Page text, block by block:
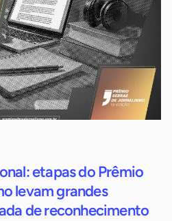
etapas do Prêmio
levam grandes
de reconhecimento